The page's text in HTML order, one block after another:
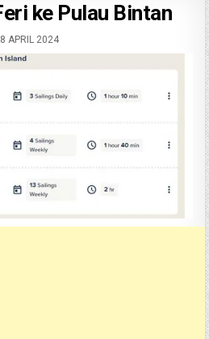
ke Pulau Bintan
APRIL 2024